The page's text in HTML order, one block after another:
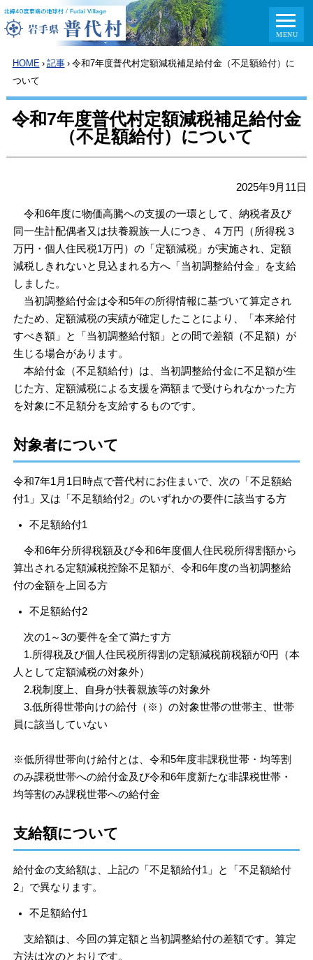
HOME › 記事 › 令和7年度普代村定額減税補足給付金（不足額給付）に
ついて
令和7年度普代村定額減税補足給付金
（不足額給付）について
2025年9月11日
令和6年度に物価高騰への支援の一環として、納税者及び
同一生計配偶者又は扶養親族一人につき、４万円（所得税３
万円・個人住民税1万円）の「定額減税」が実施され、定額
減税しきれないと見込まれる方へ「当初調整給付金」を支給
しました。
当初調整給付金は令和5年の所得情報に基づいて算定され
たため、定額減税の実績が確定したことにより、「本来給付
すべき額」と「当初調整給付額」との間で差額（不足額）が
生じる場合があります。
本給付金（不足額給付）は、当初調整給付金に不足額が生
じた方、定額減税による支援を満額まで受けられなかった方
を対象に不足額分を支給するものです。
対象者について
令和7年1月1日時点で普代村にお住まいで、次の「不足額給
付1」又は「不足額給付2」のいずれかの要件に該当する方
不足額給付1
令和6年分所得税額及び令和6年度個人住民税所得割額から
算出される定額減税控除不足額が、令和6年度の当初調整給
付の金額を上回る方
不足額給付2
次の1～3の要件を全て満たす方
1.所得税及び個人住民税所得割の定額減税前税額が0円（本
人として定額減税の対象外）
2.税制度上、自身が扶養親族等の対象外
3.低所得世帯向けの給付（※）の対象世帯の世帯主、世帯
員に該当していない
※低所得世帯向け給付とは、令和5年度非課税世帯・均等割
のみ課税世帯への給付金及び令和6年度新たな非課税世帯・
均等割のみ課税世帯への給付金
支給額について
給付金の支給額は、上記の「不足額給付1」と「不足額給付
2」で異なります。
不足額給付1
支給額は、今回の算定額と当初調整給付の差額です。算定
方法は次のとおりです。